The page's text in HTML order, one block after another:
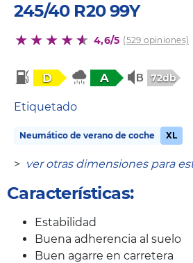
245/40 R20 99Y
4,6/5 (529 opiniones)
D A 72db
Etiquetado
Neumático de verano de coche XL
> ver otras dimensiones para
Características:
Estabilidad
Buena adherencia al suelo
Buen agarre en carretera